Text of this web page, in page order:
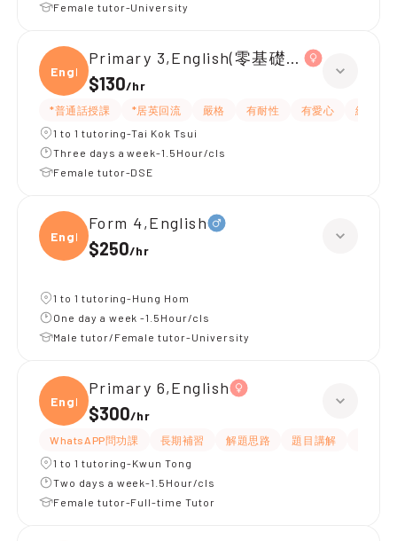
Female tutor-University
Engli
Primary 3,English(零基礎, 會話)
$130/hr
*普通話授課 *居英回流 嚴格 有耐性 有愛心
細心
1 to 1 tutoring-Tai Kok Tsui
Three days a week-1.5Hour/cls
Female tutor-DSE
Engli
Form 4,English
$250/hr
1 to 1 tutoring-Hung Hom
One day a week -1.5Hour/cls
Male tutor/Female tutor-University
Engli
Primary 6,English
$300/hr
WhatsAPP問功課 長期補習 解題思路 題目講解
1 to 1 tutoring-Kwun Tong
Two days a week-1.5Hour/cls
Female tutor-Full-time Tutor